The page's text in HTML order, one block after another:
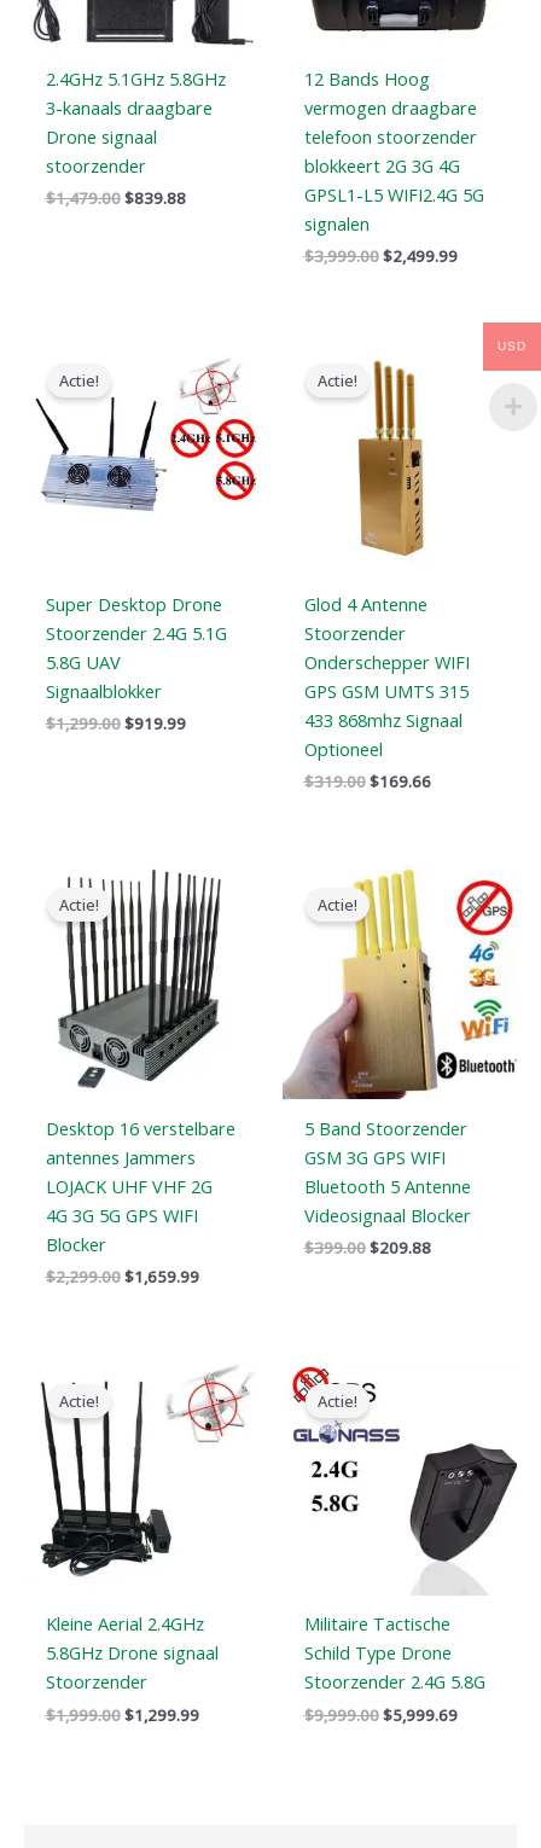
2.4GHz 5.1GHz 5.8GHz
3-kanaals draagbare
Drone signaal
stoorzender
$1,479.00$839.88
12 Bands Hoog
vermogen draagbare
telefoon stoorzender
blokkeert 2G 3G 4G
GPSL1-L5 WIFI2.4G 5G
signalen
$3,999.00$2,499.99
Actie!
Super Desktop Drone
Stoorzender 2.4G 5.1G
5.8G UAV
Signaalblokker
$1,299.00
$1,299.00.
$919.99
prijs
is:
$919.99.
Actie!
Glod 4 Antenne
Stoorzender
Onderschepper WIFI
GPS GSM UMTS 315
433 868mhz Signaal
Optioneel
$319.00
prijs
was:
$319.00.
$169.66
Actie!
Desktop 16 verstelbare
antennes Jammers
LOJACK UHF VHF 2G
4G 3G 5G GPS WIFI
Blocker
$2,299.00
Oorspronkelijke
prijs
was:
$2,299.00.
$1,659.99
Huidige
prijs
is:
$1,659.99.
Actie!
5 Band Stoorzender
GSM 3G GPS WIFI
Bluetooth 5 Antenne
Videosignaal Blocker
$399.00
Oorspronkelijke
prijs
was:
$399.00.
$209.88
prijs
$209.88.
Actie!
Kleine Aerial 2.4GHz
5.8GHz Drone signaal
Stoorzender
$1,999.00
Oorspronkelijke
prijs
was:
$1,999.00.
$1,299.99
Huidige
prijs
is:
$1,299.99.
Actie!
Militaire Tactische
Schild Type Drone
Stoorzender 2.4G 5.8G
$9,999.00
$9,999.00.
$5,999.69
USD